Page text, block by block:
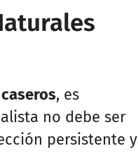
, es
no debe ser
persistente y